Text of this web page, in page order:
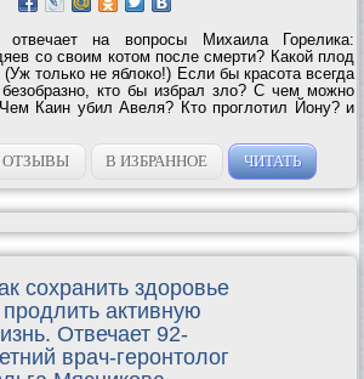
на вопросы Михаила Горелика:
со своим котом после смерти? Какой плод
только не яблоко!) Если бы красота всегда
кто бы избрал зло? С чем можно
Каин убил Авеля? Кто проглотил Йону? и
ОТЗЫВЫ В ИЗБРАННОЕ ЧИТАТЬ
сохранить здоровье
продлить активную
Отвечает 92-
врач-геронтолог